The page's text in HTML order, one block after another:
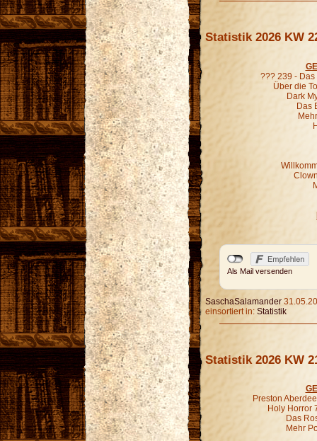
Statistik 2026 KW
??? 239 -
Über die
Dark
Das
Als Mail versenden
SaschaSalamander
einsortiert in: Statistik
Statistik 2026 KW
Preston
Holy Horror
Das
Mehr